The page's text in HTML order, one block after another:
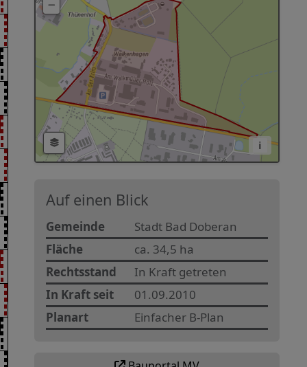
i
Auf einen Blick
Gemeinde
Stadt Bad Doberan
Fläche
ca. 34,5 ha
Rechtsstand
In Kraft getreten
In Kraft seit
01.09.2010
Planart
Einfacher B-Plan